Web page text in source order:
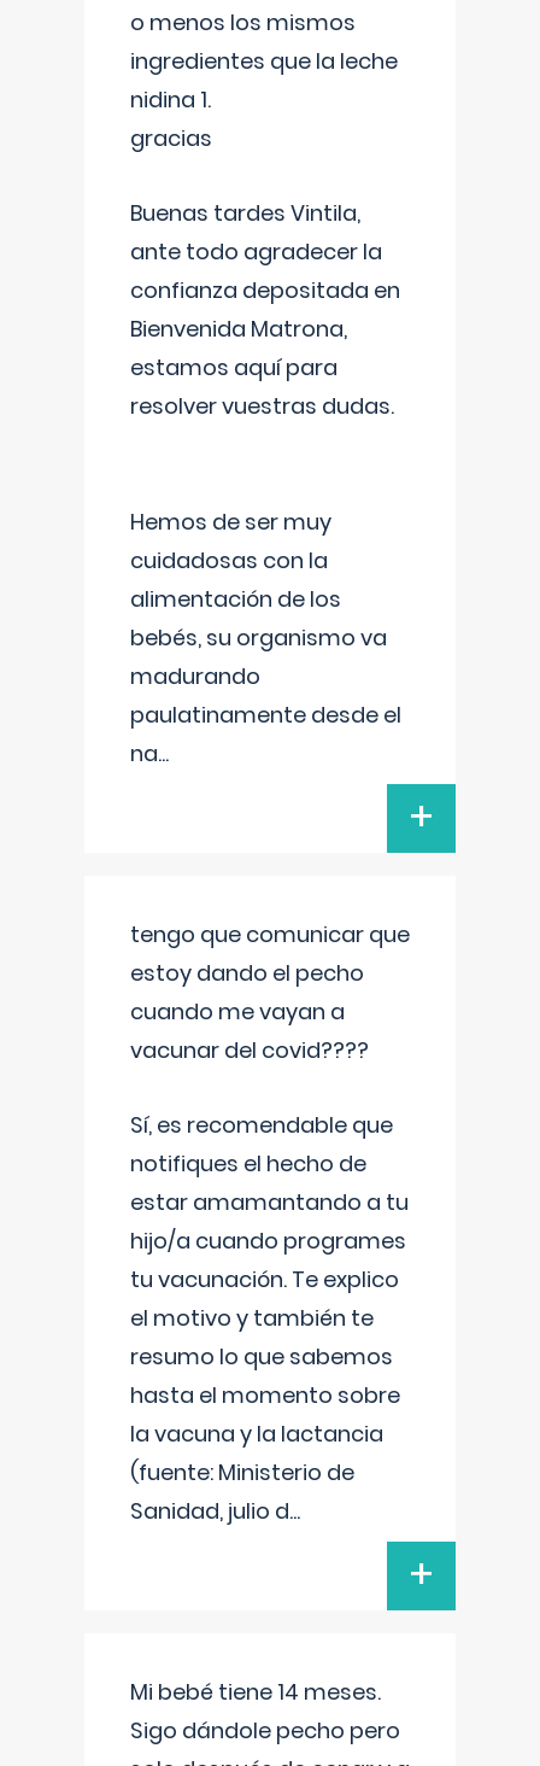
o menos los mismos
ingredientes que la leche
nidina 1.
gracias
Buenas tardes Vintila,
ante todo agradecer la
confianza depositada en
Bienvenida Matrona,
estamos aquí para
resolver vuestras dudas.
Hemos de ser muy
cuidadosas con la
alimentación de los
bebés, su organismo va
madurando
paulatinamente desde el
na...
+
tengo que comunicar que
estoy dando el pecho
cuando me vayan a
vacunar del covid????
Sí, es recomendable que
notifiques el hecho de
estar amamantando a tu
hijo/a cuando programes
tu vacunación. Te explico
el motivo y también te
resumo lo que sabemos
hasta el momento sobre
la vacuna y la lactancia
(fuente: Ministerio de
Sanidad, julio d...
+
Mi bebé tiene 14 meses.
Sigo dándole pecho pero